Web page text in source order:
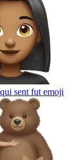
sent fut emoji